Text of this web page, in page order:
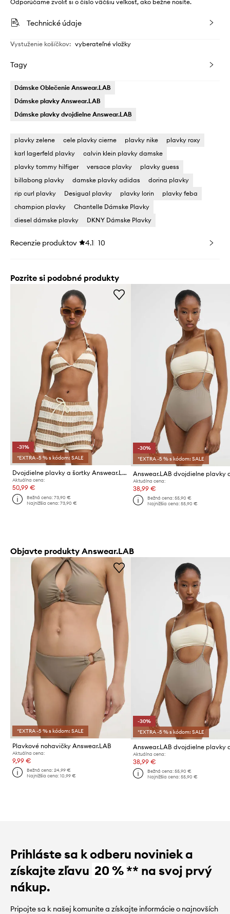
Odporúčame zvoliť si o číslo väčšiu veľkosť, ako bežne nosíte.
Technické údaje
Vystuženie košíčkov: vyberateľné vložky
Tagy
Dámske Oblečenie Answear.LAB
Dámske plavky Answear.LAB
Dámske plavky dvojdielne Answear.LAB
plavky zelene cele plavky cierne plavky nike
plavky roxy
karl lagerfeld plavky
calvin klein plavky damske
plavky tommy hilfiger
versace plavky
plavky guess
billabong plavky
damske plavky adidas
dorina plavky
rip curl plavky
Desigual plavky plavky lorin
plavky feba
champion plavky
Chantelle Dámske Plavky
diesel dámske plavky
DKNY Dámske Plavky
Recenzie produktov 4.1 10
Pozrite si podobné produkty
-31%
*EXTRA -5 % s kódom: SALE
Dvojdielne plavky a šortky Answear.LAB
Aktuálna cena:
50,99 €
Bežná cena:73,90 €
Najnižšia cena:73,90 €
-30%
*EXTRA -5 % s kódom: SALE
Aktuálna cena:
38,99 €
Bežná cena: 55,90 €
Najnižšia cena: 55,90 €
Objavte produkty Answear.LAB
*EXTRA -5 % s kódom: SALE
Plavkové nohavičky Answear.LAB
Aktuálna cena:
9,99 €
Bežná cena:24,99 €
Najnižšia cena:10,99 €
-30%
*EXTRA -5 % s kódom: SALE
Aktuálna cena:
38,99 €
Bežná cena: 55,90 €
Najnižšia cena: 55,90 €
Prihláste sa k odberu noviniek a
získajte zľavu 20 %** na svoj prvý
nákup.
Pripojte sa k našej komunite a získajte informácie o najnovších